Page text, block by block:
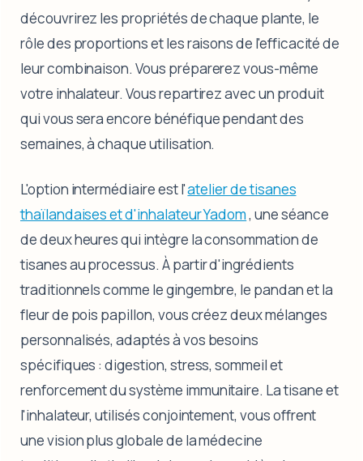
découvrirez les propriétés de chaque plante, le
rôle des proportions et les raisons de l'efficacité de
leur combinaison. Vous préparerez vous-même
votre inhalateur. Vous repartirez avec un produit
qui vous sera encore bénéfique pendant des
semaines, à chaque utilisation.
L'option intermédiaire est l'atelier de tisanes
thaïlandaises et d'inhalateur Yadom, une séance
de deux heures qui intègre la consommation de
tisanes au processus. À partir d'ingrédients
traditionnels comme le gingembre, le pandan et la
fleur de pois papillon, vous créez deux mélanges
personnalisés, adaptés à vos besoins
spécifiques : digestion, stress, sommeil et
renforcement du système immunitaire. La tisane et
l'inhalateur, utilisés conjointement, vous offrent
une vision plus globale de la médecine